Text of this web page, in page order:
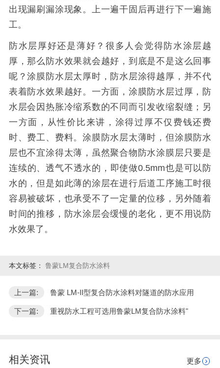
出现漏刷漏涂现象。上一遍干固后再进行下一遍施
工。
防水层厚好还是薄好？很多人会觉得防水涂层越
厚，那么防水效果就会越好，到底是不是这么回事
呢？涂膜防水层太厚时，防水层涂得越厚，并不代
表着防水效果越好。一方面，涂膜防水层过厚，防
水层会因热胀冷缩系数的不同而引发收缩裂缝；另
一方面，从性价比来讲，涂得过厚不仅费钱还费
时、费工、费料。涂膜防水层太薄时，但涂膜防水
层也不宜涂得太薄，虽然聚合物防水涂膜层只要是
连续的、透气不透水的，即使做0.5mm也是可以防
水的，但是如此薄的涂层在进行后道工序施工时很
容易被破坏，也承受不了一定量的位移，另外随着
时间的推移，防水涂层会缓慢的老化，更不用说防
水效果了。
本文标签： 鲁蒙LM复合防水涂料
上一篇: 鲁蒙 LM-II型复合防水涂料对隧道的防水应用
下一篇: 重视防水工程可选用鲁蒙LM复合防水涂料"
相关资讯 更多